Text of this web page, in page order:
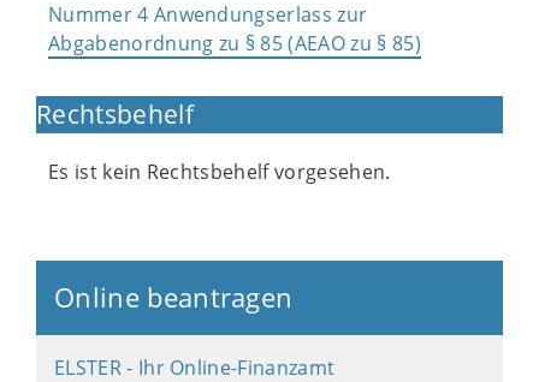
Nummer 4 Anwendungserlass zur
Abgabenordnung zu § 85 (AEAO zu § 85)
Rechtsbehelf
Es ist kein Rechtsbehelf vorgesehen.
Online beantragen
ELSTER - Ihr Online-Finanzamt